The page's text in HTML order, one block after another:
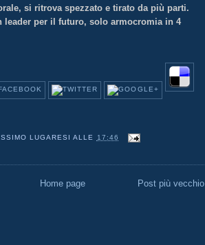
si ritrova spezzato e tirato da più parti.
leader per il futuro, solo armocromia in 4
LUGARESI ALLE 17:46
Post più vecchio
Home page